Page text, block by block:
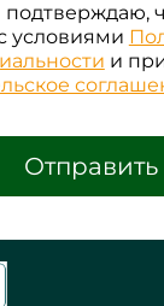
условиями
и
Отправить